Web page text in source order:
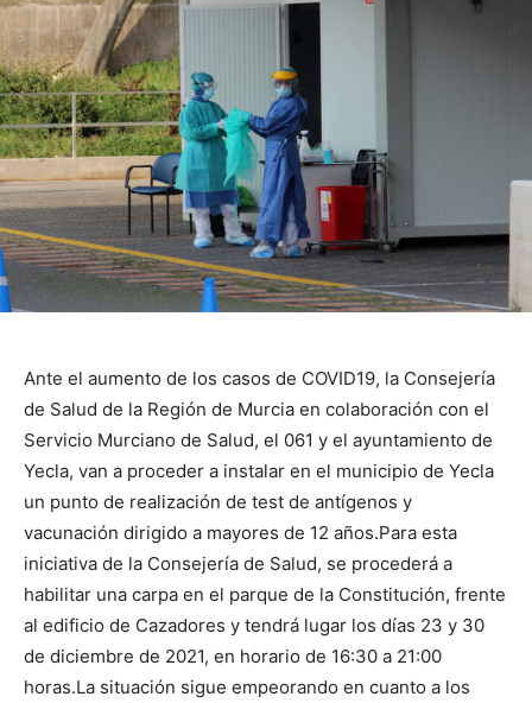
Ante el aumento de los casos de COVID19, la Consejería
de Salud de la Región de Murcia en colaboración con el
Servicio Murciano de Salud, el 061 y el ayuntamiento de
Yecla, van a proceder a instalar en el municipio de Yecla
un punto de realización de test de antígenos y
vacunación dirigido a mayores de 12 años.Para esta
iniciativa de la Consejería de Salud, se procederá a
habilitar una carpa en el parque de la Constitución, frente
al edificio de Cazadores y tendrá lugar los días 23 y 30
de diciembre de 2021, en horario de 16:30 a 21:00
horas.La situación sigue empeorando en cuanto a los